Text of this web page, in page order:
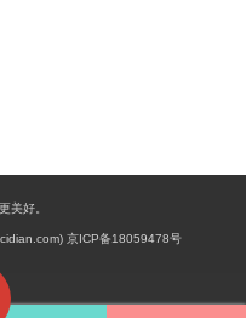
美好。
京ICP备18059478号